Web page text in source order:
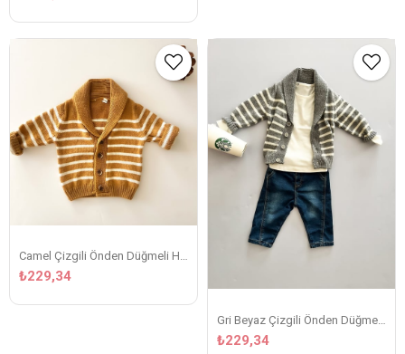
Camel Çizgili Önden Düğmeli Hırka
₺229,34
₺229,34